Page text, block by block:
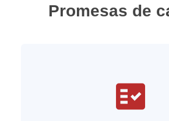
Promesas de
fact_check